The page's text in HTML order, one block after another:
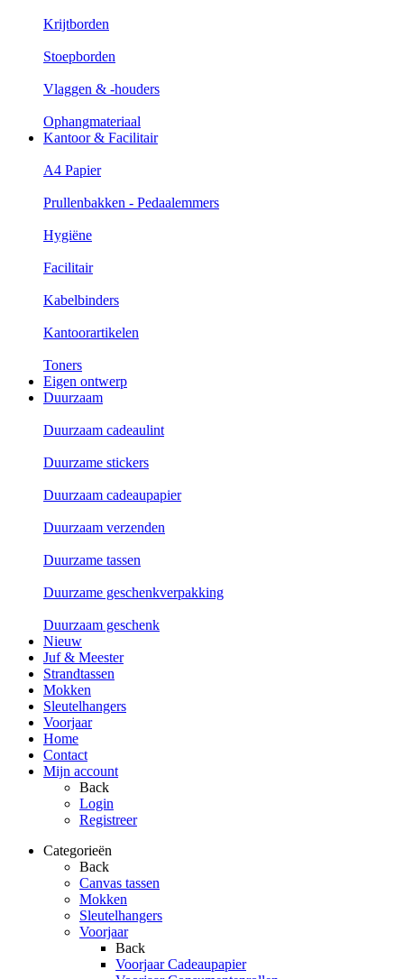
Krijtborden
Stoepborden
Vlaggen & -houders
Ophangmateriaal
Kantoor & Facilitair
A4 Papier
Prullenbakken - Pedaalemmers
Hygiëne
Facilitair
Kabelbinders
Kantoorartikelen
Toners
Eigen ontwerp
Duurzaam
Duurzaam cadeaulint
Duurzame stickers
Duurzaam cadeaupapier
Duurzaam verzenden
Duurzame tassen
Duurzame geschenkverpakking
Duurzaam geschenk
Nieuw
Juf & Meester
Strandtassen
Mokken
Sleutelhangers
Voorjaar
Home
Contact
Mijn account
Back
Login
Registreer
Categorieën
Back
Canvas tassen
Mokken
Sleutelhangers
Voorjaar
Back
Voorjaar Cadeaupapier